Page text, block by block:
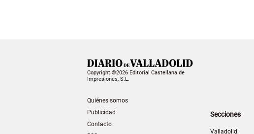
Copyright ©2026 Editorial Castellana de
Impresiones, S.L.
Quiénes somos
Publicidad
Contacto
Secciones
Valladolid